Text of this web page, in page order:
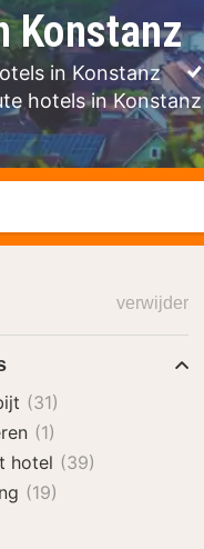
Konstanz
in Konstanz
hotels in Konstanz
regio of stad
verwijder
(31)
(1)
hotel (39)
(19)